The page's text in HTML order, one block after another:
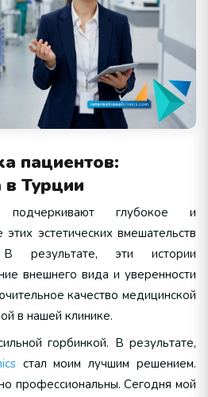
пациентов:
в Турции
глубокое и
эстетических вмешательств
эти истории
внешнего вида и уверенности
качество медицинской
в нашей клинике.
горбинкой. В результате,
стал моим лучшим решением.
профессиональны. Сегодня мой